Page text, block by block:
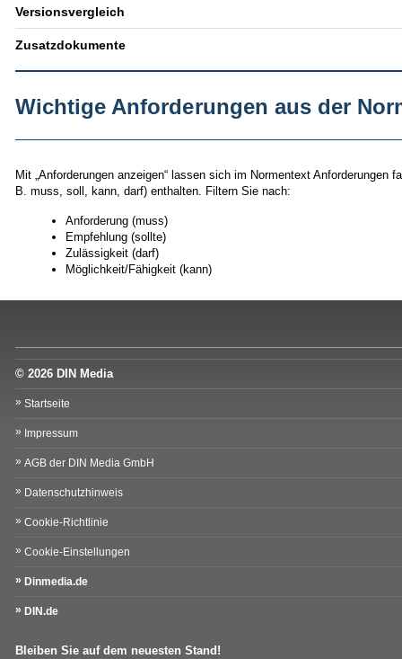
Versionsvergleich
Zusatzdokumente
Wichtige Anforderungen aus der
Mit „Anforderungen anzeigen“ lassen sich im Normentext
B. muss, soll, kann, darf) enthalten. Filtern Sie nach:
Anforderung (muss)
Empfehlung (sollte)
Zulässigkeit (darf)
Möglichkeit/Fähigkeit (kann)
© 2026 DIN Media
Startseite
Impressum
AGB der DIN Media GmbH
Datenschutzhinweis
Cookie-Richtlinie
Cookie-Einstellungen
Dinmedia.de
DIN.de
Bleiben Sie auf dem neuesten Stand!